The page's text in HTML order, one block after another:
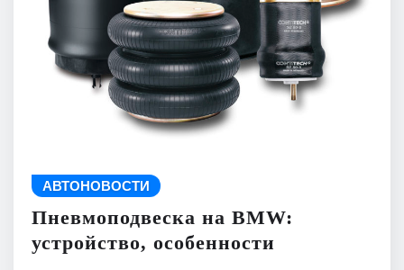
АВТОНОВОСТИ
Пневмоподвеска на BMW:
устройство, особенности